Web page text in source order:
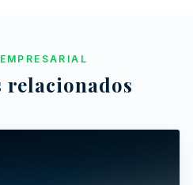
relacionados